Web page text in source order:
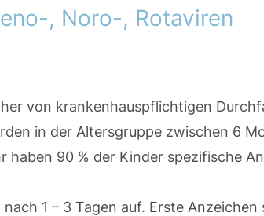
, Noro-, Rotaviren
von krankenhauspflichtigen
in der Altersgruppe zwischen 6
haben 90 % der Kinder spezifische
1 – 3 Tagen auf. Erste